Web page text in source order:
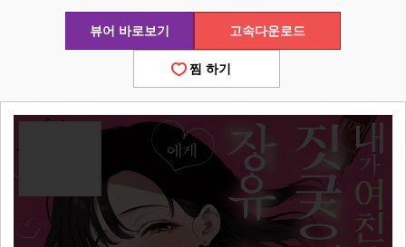
뷰어 바로보기 고속다운로드
찜 하기